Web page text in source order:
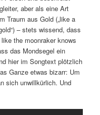
aber als eine Art
Traum aus Gold („like a
– stets wissend, dass
the moonraker knows
das Mondsegel ein
hier im Songtext plötzlich
Ganze etwas bizarr: Um
sich unwillkürlich. Und